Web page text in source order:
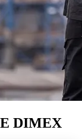
DIMEX